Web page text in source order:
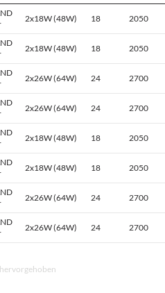
2x18W (48W) 18 2050
2x18W (48W) 18 2050
2x26W (64W) 24 2700
2x26W (64W) 24 2700
2x18W (48W) 18 2050
2x18W (48W) 18 2050
2x26W (64W) 24 2700
2x26W (64W) 24 2700